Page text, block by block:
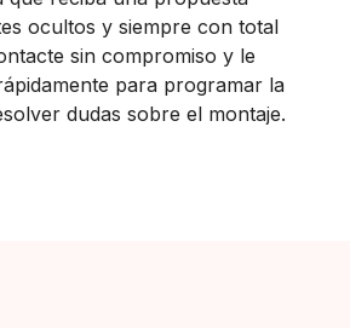
ocultos y siempre con total
sin compromiso y le
para programar la
dudas sobre el montaje.